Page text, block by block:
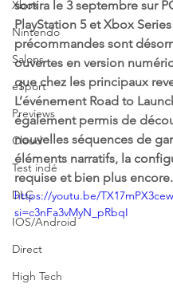
Xbox
Nintendo
Salons
eSport
Previews
Cloud
Test indé
DLC
IOS/Android
Direct
High Tech
sortira le 3 septembre sur
PlayStation 5 et Xbox Series
précommandes sont
ouvertes en version
que chez les principaux
L’événement Road to
également permis de
nouvelles séquences de
éléments narratifs, la
requise et bien plus encore.
https://youtu.be/
si=c3nFa3vMyN_pRbqI